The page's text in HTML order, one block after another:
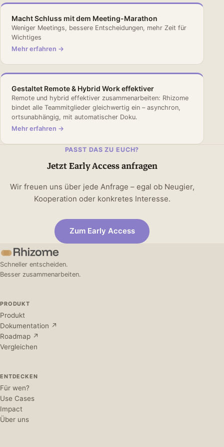
Macht Schluss mit dem Meeting-Marathon
Weniger Meetings, bessere Entscheidungen, mehr Zeit für
Wichtiges
Mehr erfahren →
Gestaltet Remote & Hybrid Work effektiver
Remote und hybrid effektiver zusammenarbeiten: Rhizome
bindet alle Teammitglieder gleichwertig ein – asynchron,
ortsunabhängig, mit automatischer Doku.
Mehr erfahren →
PASST DAS ZU EUCH?
Jetzt Early Access anfragen
Wir freuen uns über jede Anfrage – egal ob Neugier,
Kooperation oder konkretes Interesse.
Zum Early Access
Schneller entscheiden.
Besser zusammenarbeiten.
PRODUKT
Produkt
Dokumentation ↗
Roadmap ↗
Vergleichen
ENTDECKEN
Für wen?
Use Cases
Impact
Über uns